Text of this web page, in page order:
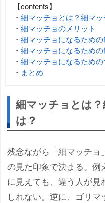
【contents】
・ 細マッチョとは？細マ
・ 細マッチョのメリット
・ 細マッチョになるための
・ 細マッチョになるため
・ 細マッチョになるための
・ まとめ
細マッチョとは
は？
残念ながら「細マッチ
の見た印象で決まる。例
に見えても、違う人が
しれない。逆に、ゴリ